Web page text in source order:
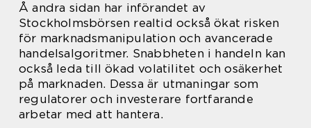
Å andra sidan har införandet av
Stockholmsbörsen realtid också ökat risken
för marknadsmanipulation och avancerade
handelsalgoritmer. Snabbheten i handeln kan
också leda till ökad volatilitet och osäkerhet
på marknaden. Dessa är utmaningar som
regulatorer och investerare fortfarande
arbetar med att hantera.